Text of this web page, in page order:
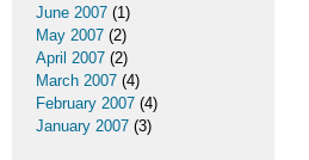
June 2007 (1)
May 2007 (2)
April 2007 (2)
March 2007 (4)
February 2007 (4)
January 2007 (3)